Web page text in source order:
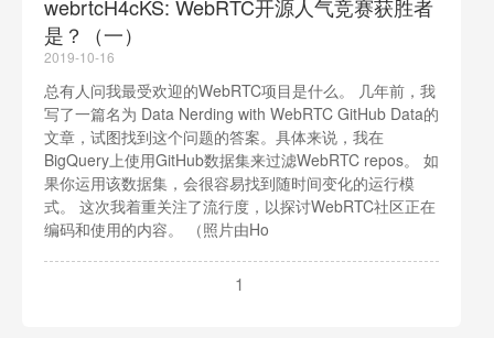
webrtcH4cKS: WebRTC开源人气竞赛获胜者
是？（一）
2019-10-16
总有人问我最受欢迎的WebRTC项目是什么。 几年前，我
写了一篇名为 Data Nerding with WebRTC GitHub Data的
文章，试图找到这个问题的答案。具体来说，我在
BigQuery上使用GitHub数据集来过滤WebRTC repos。 如
果你运用该数据集，会很容易找到随时间变化的运行模
式。 这次我着重关注了流行度，以探讨WebRTC社区正在
编码和使用的内容。 （照片由Ho
1